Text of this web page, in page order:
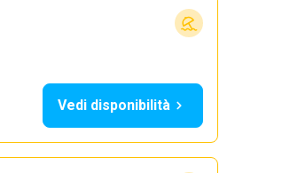
Vedi disponibilità